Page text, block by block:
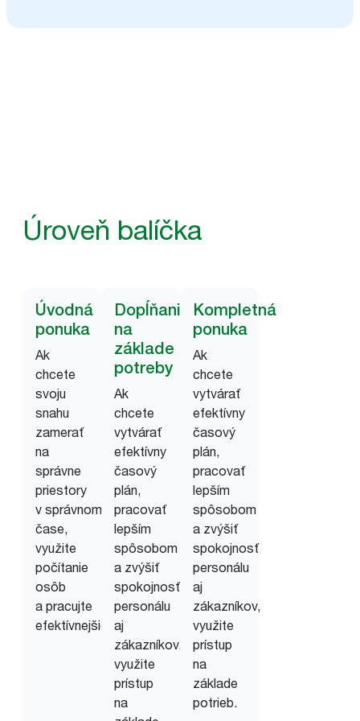
Úroveň balíčka
Úvodná
ponuka
Ak
chcete
svoju
snahu
zamerať
na
správne
priestory
v správnom
čase,
využite
počítanie
osôb
a pracujte
efektívnejšie.
Dopĺňanie
na
základe
potreby
Ak
chcete
vytvárať
efektívny
časový
plán,
pracovať
lepším
spôsobom
a zvýšiť
spokojnosť
personálu
aj
zákazníkov,
využite
prístup
na
Kompletná
ponuka
Ak
chcete
vytvárať
efektívny
časový
plán,
pracovať
lepším
spôsobom
a zvýšiť
spokojnosť
personálu
aj
zákazníkov,
využite
prístup
na
základe
potrieb.